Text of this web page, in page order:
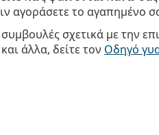
αγοράσετε το αγαπημένο
σχετικά με την
άλλα, δείτε τον Οδηγό